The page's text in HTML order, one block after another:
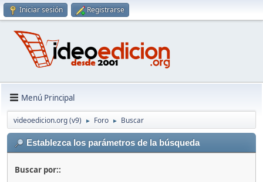
Iniciar sesión Registrarse
Menú Principal
videoedicion.org (v9) ► Foro ► Buscar
Establezca los parámetros de la búsqueda
Buscar por::